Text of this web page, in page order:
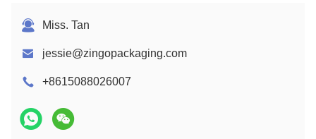
Miss. Tan
jessie@zingopackaging.com
+8615088026007